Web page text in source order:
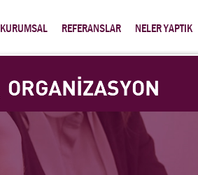
KURUMSAL REFERANSLAR NELER YAPTIK